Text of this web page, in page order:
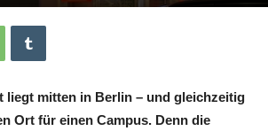
2023 1
liegt mitten in Berlin – und gleichzeitig
Ort für einen Campus. Denn die